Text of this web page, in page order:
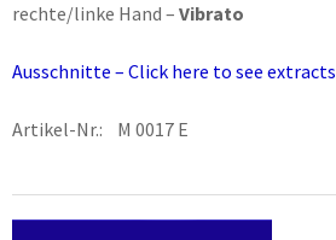
rechte/linke Hand – Vibrato
Ausschnitte – Click here to see extracts
Artikel-Nr.: M 0017 E